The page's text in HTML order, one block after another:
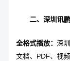
二、深圳讯
全格式播放： 深
文档、PDF、视